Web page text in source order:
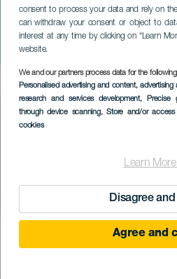
consent to process your data and rely on
can withdraw your consent or object to
interest at any time by clicking on “Learn
website.
We and our partners process data for the
Personalised advertising and content,
research and services development, Precise
through device scanning, Store and/or
cookies
Learn
Disagree
Agree and
Oasis -Save the
GRAN CANARIA
Imagen
Listado